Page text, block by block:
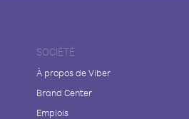
SOCIÉTÉ
À propos de Viber
Brand Center
Emplois